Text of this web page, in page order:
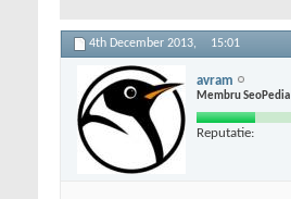
4th December 2013, 15:01
avram
Membru SeoPedia
Reputatie: